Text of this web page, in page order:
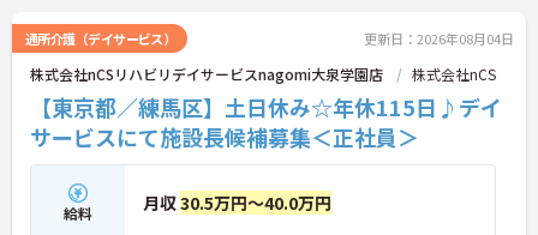
通所介護（デイサービス） 更新日：2026年08月04日
株式会社nCSリハビリデイサービスnagomi大泉学園店 株式会社nCS
【東京都／練馬区】土日休み☆年休115日♪デイ
サービスにて施設長候補募集＜正社員＞
給料 月収30.5万円～40.0万円